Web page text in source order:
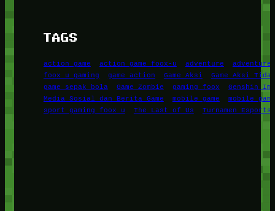
TAGS
action game action game foox-u adventure
adventure
foox u gaming
game action Game Aksi
Game Aksi Tidak
game sepak bola
Game Zombie gaming foox
Genshin
Media Sosial dan Berita Game
mobile game
mobile
sport gaming foox u
The Last of Us Turnamen Esports